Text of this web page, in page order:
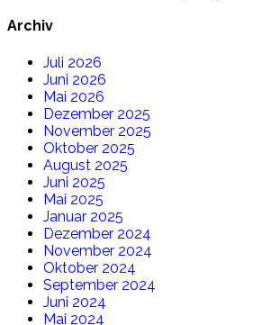
Archiv
Juli 2026
Juni 2026
Mai 2026
Dezember 2025
November 2025
Oktober 2025
August 2025
Juni 2025
Mai 2025
Januar 2025
Dezember 2024
November 2024
Oktober 2024
September 2024
Juni 2024
Mai 2024